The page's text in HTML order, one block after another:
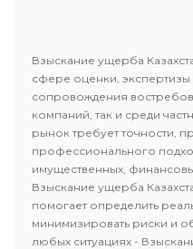
Взыскание ущерба
сфере оценки,
сопровождения
компаний, так и среди
рынок требует точности,
профессионального
имущественных,
Взыскание ущерба
помогает определить
минимизировать риски и
любых ситуациях -